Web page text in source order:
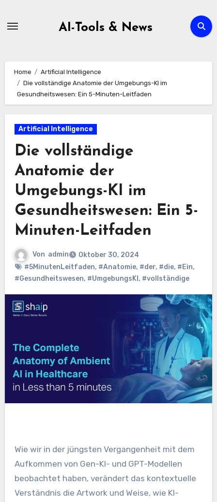
AI-Tools & News
Home
Artificial Intelligence
Die vollständige Anatomie der Umgebungs-KI im
Gesundheitswesen: Ein 5-Minuten-Leitfaden
Artificial Intelligence
Die vollständige
Anatomie der
Umgebungs-KI im
Gesundheitswesen: Ein 5-
Minuten-Leitfaden
Von admin
Oktober 30, 2024
#5MinutenLeitfaden, #Anatomie, #der, #die, #Ein,
#Gesundheitswesen, #UmgebungsKI , #vollständige
Wie wir in der jüngsten Vergangenheit mit dem
Aufkommen von Gen-KI- und GPT-Modellen
beobachtet haben, verändert das kontextuelle
Verständnis die Artwork und Weise, wie KI-